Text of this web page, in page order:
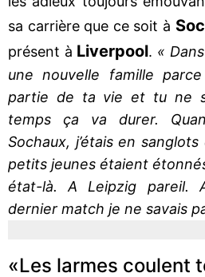
sa carrière que ce soit à
présent à Liverpool. «
une nouvelle famille
partie de ta vie et tu ne
temps ça va durer.
Sochaux, j’étais en
petits jeunes étaient
état-là. A Leipzig pareil.
dernier match je ne savais
«Les larmes coulent